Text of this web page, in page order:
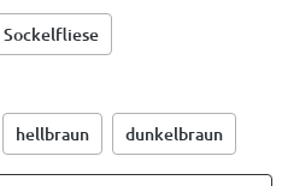
Sockelfliese
hellbraun dunkelbraun